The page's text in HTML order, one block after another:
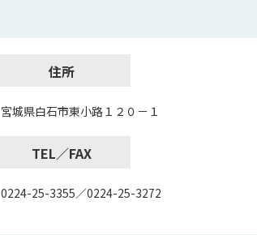
住所
宮城県白石市東小路１２０－１
TEL／FAX
0224-25-3355／0224-25-3272